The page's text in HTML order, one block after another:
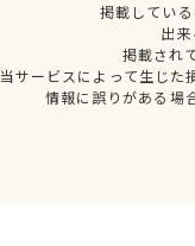
掲載してい
出
掲載され
当サービスによって生じた
情報に誤りがある場